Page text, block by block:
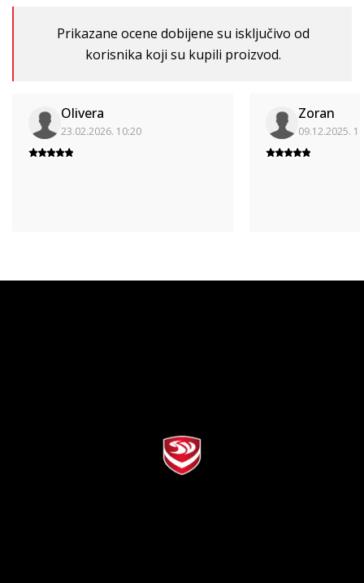
Prikazane ocene dobijene su isključivo od
korisnika koji su kupili proizvod.
Olivera
23.02.2026. 10:20
Zoran
09.12.2025.